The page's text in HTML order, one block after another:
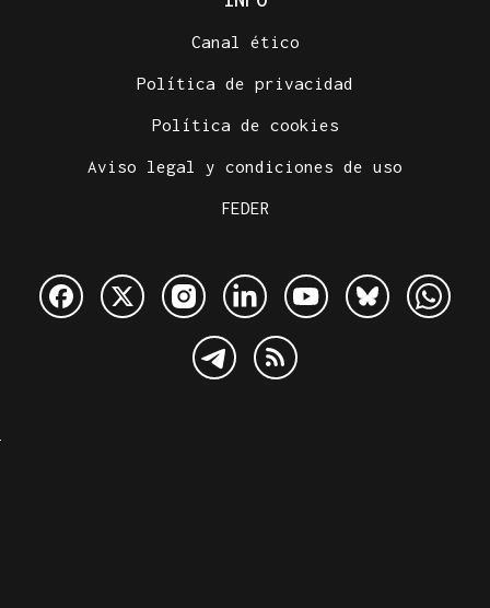
Canal ético
Política de privacidad
Política de cookies
Aviso legal y condiciones de uso
FEDER